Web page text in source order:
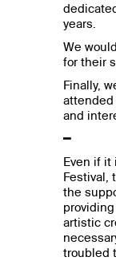
years.
We
for their
Finally,
and
━
Even if it
Festival,
the
artistic
troubled